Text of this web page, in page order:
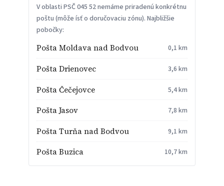
V oblasti PSČ 045 52 nemáme priradenú konkrétnu
poštu (môže ísť o doručovaciu zónu). Najbližšie
pobočky:
Pošta Moldava nad Bodvou 0,1 km
Pošta Drienovec 3,6 km
Pošta Čečejovce 5,4 km
Pošta Jasov 7,8 km
Pošta Turňa nad Bodvou 9,1 km
Pošta Buzica 10,7 km